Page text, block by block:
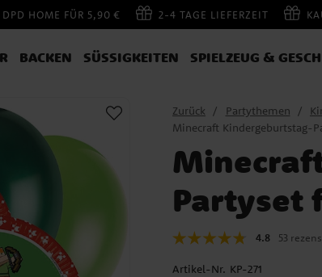
HOME FÜR 5,90 € 2-4 TAGE LIEFERZEIT
BACKEN SÜSSIGKEITEN SPIELZEUG &
Zurück Partythemen
Minecraft Kindergeburtstag-
Partyset
4.8 53
Artikel-Nr. KP-271